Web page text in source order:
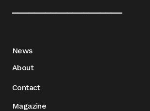
News
About
Contact
Magazine